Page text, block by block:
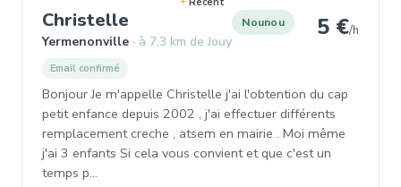
Christelle , Nounou à Yermenonville
Yermenonville à 7,3 km de Jouy
Nounou 5 €/h
Email confirmé
Bonjour Je m'appelle Christelle j'ai l'obtention du cap
petit enfance depuis 2002 , j'ai effectuer différents
remplacement creche , atsem en mairie . Moi même
j'ai 3 enfants Si cela vous convient et que c'est un
temps p…